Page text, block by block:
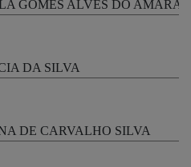
GOMES ALVES DO AMARAL
DA SILVA
DE CARVALHO SILVA